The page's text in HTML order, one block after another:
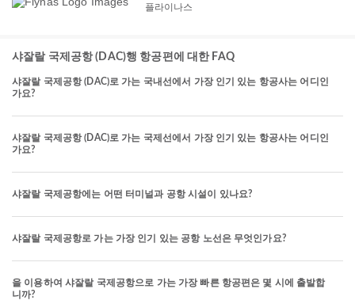
플라이나스
샤잘랄 국제공항 (DAC)행 항공편에 대한 FAQ
샤잘랄 국제공항 (DAC)로 가는 국내선에서 가장 인기 있는 항공사는 어디인
가요?
샤잘랄 국제공항 (DAC)로 가는 국제선에서 가장 인기 있는 항공사는 어디인
가요?
샤잘랄 국제공항에는 어떤 터미널과 공항 시설이 있나요?
샤잘랄 국제공항로 가는 가장 인기 있는 공항 노선은 무엇인가요?
을 이용하여 샤잘랄 국제공항으로 가는 가장 빠른 항공편은 몇 시에 출발합
니까?